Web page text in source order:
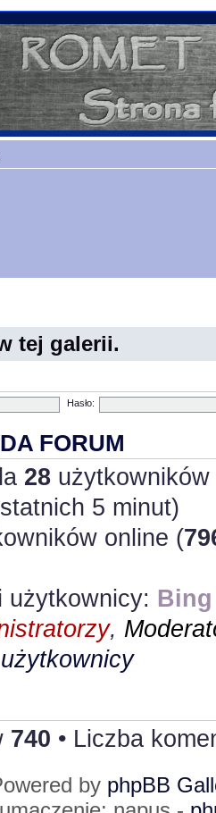
tej galerii.
Hasło:
FORUM
28
5 minut)
online (
użytkownicy:
,
740 • Liczba
by phpBB